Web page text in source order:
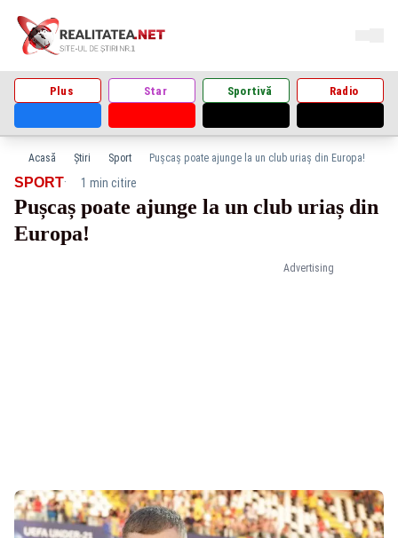
Plus Star Sportivă Radio
Acasă Știri Sport Pușcaș poate ajunge la un club uriaș din Europa!
Advertising
SPORT· 1 min citire
Pușcaș poate ajunge la un club uriaș din
Europa!